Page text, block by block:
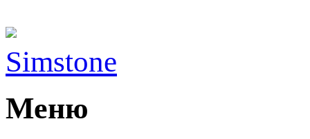
Simstone
Меню